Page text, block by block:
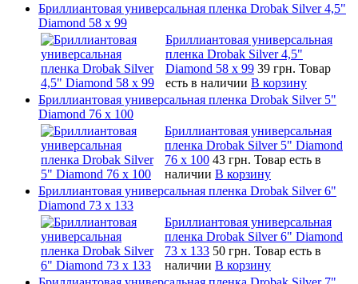
Бриллиантовая универсальная пленка Drobak Silver 4,5"
Diamond 58 х 99
Бриллиантовая универсальная
пленка Drobak Silver 4,5"
Diamond 58 х 99 39 грн. Товар
есть в наличии В корзину
Бриллиантовая универсальная пленка Drobak Silver 5"
Diamond 76 х 100
Бриллиантовая универсальная
пленка Drobak Silver 5" Diamond
76 х 100 43 грн. Товар есть в
наличии В корзину
Бриллиантовая универсальная пленка Drobak Silver 6"
Diamond 73 х 133
Бриллиантовая универсальная
пленка Drobak Silver 6" Diamond
73 х 133 50 грн. Товар есть в
наличии В корзину